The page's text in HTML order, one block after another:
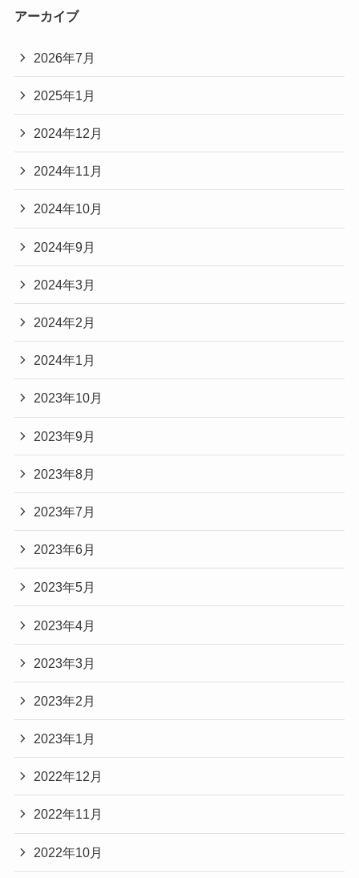
アーカイブ
2026年7月
2025年1月
2024年12月
2024年11月
2024年10月
2024年9月
2024年3月
2024年2月
2024年1月
2023年10月
2023年9月
2023年8月
2023年7月
2023年6月
2023年5月
2023年4月
2023年3月
2023年2月
2023年1月
2022年12月
2022年11月
2022年10月